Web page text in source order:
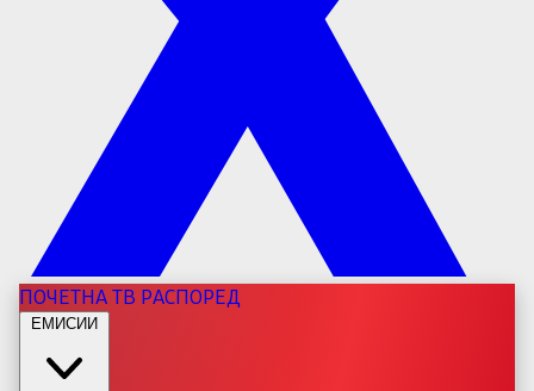
ПОЧЕТНАТВ РАСПОРЕД
ЕМИСИИ